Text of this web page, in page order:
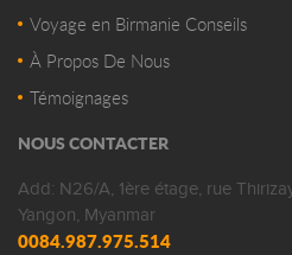
Voyage en Birmanie Conseils
À Propos De Nous
Témoignages
NOUS CONTACTER
Add: N26/A, 1ère étage, rue
Yangon, Myanmar
0084.987.975.514